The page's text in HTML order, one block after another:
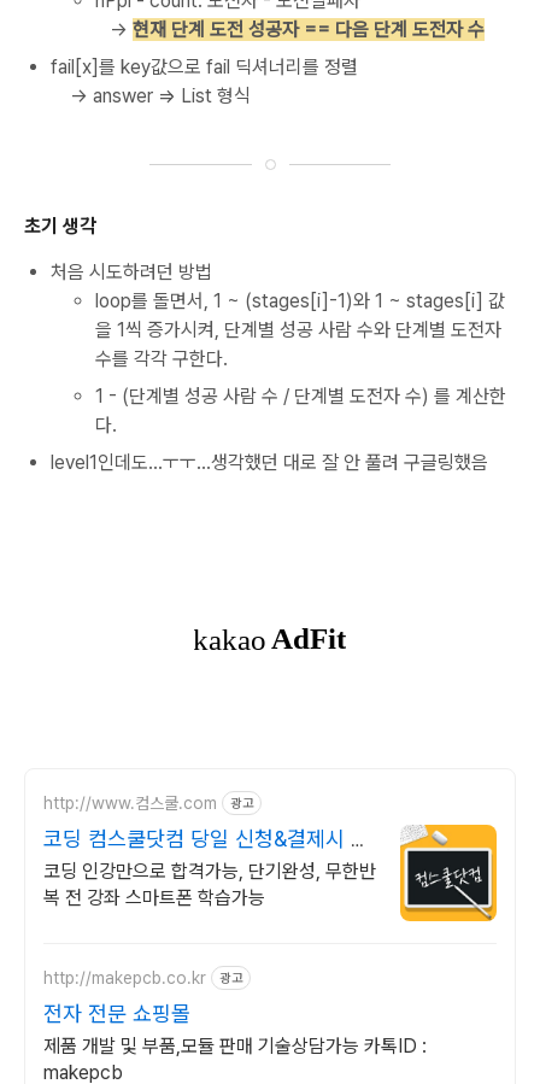
→ 현재 단계 도전 성공자 == 다음 단계 도전자 수
fail[x]를 key값으로 fail 딕셔너리를 정렬
→ answer => List 형식
초기 생각
처음 시도하려던 방법
loop를 돌면서, 1 ~ (stages[i]-1)와 1 ~ stages[i] 값
을 1씩 증가시켜, 단계별 성공 사람 수와 단계별 도전자
수를 각각 구한다.
1 - (단계별 성공 사람 수 / 단계별 도전자 수) 를 계산한
다.
level1인데도...ㅜㅜ...생각했던 대로 잘 안 풀려 구글링했음
http://www.컴스쿨.com 광고
코딩 컴스쿨닷컴 당일 신청&결제시 기
프티콘!
코딩 인강만으로 합격가능, 단기완성, 무한반
복 전 강좌 스마트폰 학습가능
http://makepcb.co.kr 광고
전자 전문 쇼핑몰
제품 개발 및 부품,모듈 판매 기술상담가능 카톡ID :
makepcb